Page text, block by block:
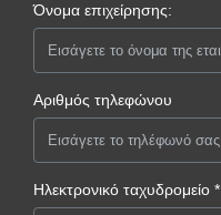
Όνομα επιχείρησης:
Αριθμός τηλεφώνου
Ηλεκτρονικό ταχυδρομείο *